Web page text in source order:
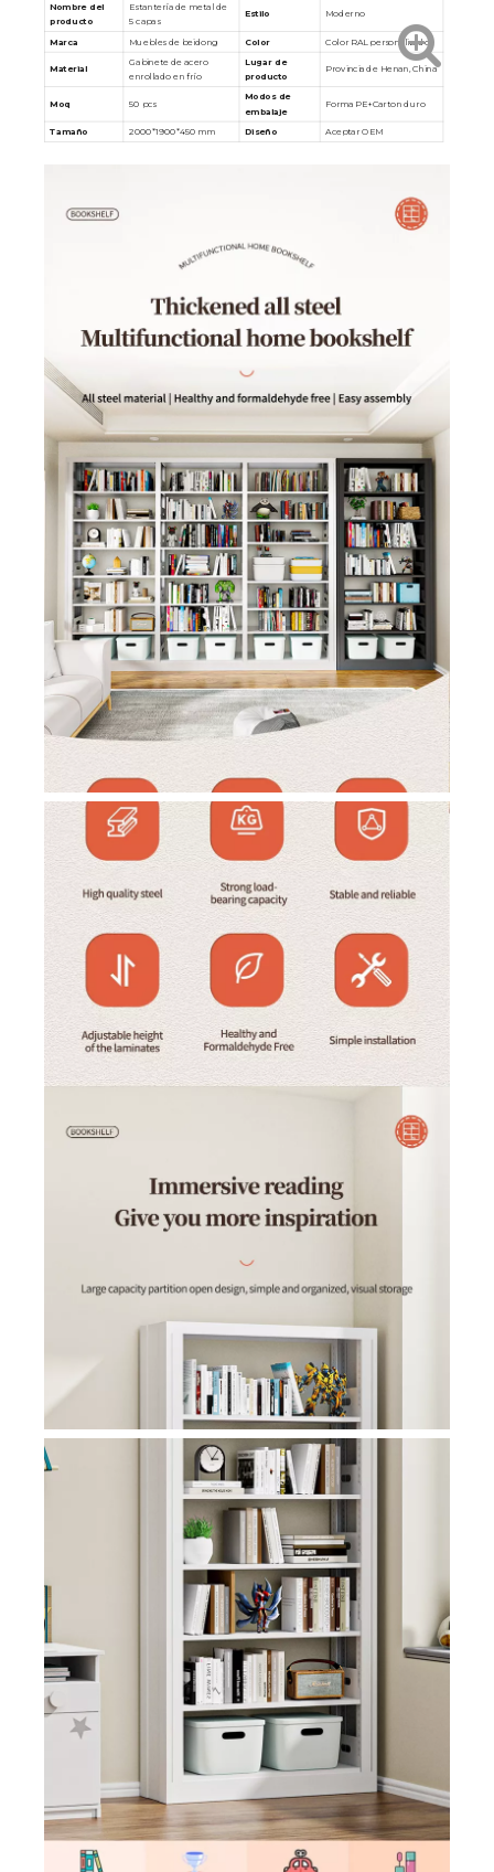
Nombre del
producto
Estantería de metal de
5 capas
Estilo Moderno
Marca Muebles de beidong Color Color RAL personalizado
Material
Gabinete de acero
enrollado en frío
Lugar de
producto
Provincia de Henan, China
Moq 50 pcs
Modos de
embalaje
Forma PE+Carton duro
Tamaño 2000*1900*450 mm Diseño Aceptar OEM